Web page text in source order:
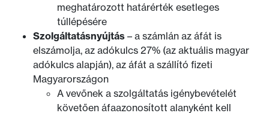
meghatározott határérték esetleges
túllépésére
Szolgáltatásnyújtás – a számlán az áfát is
elszámolja, az adókulcs 27% (az aktuális magyar
adókulcs alapján), az áfát a szállító fizeti
Magyarországon
A vevőnek a szolgáltatás igénybevételét
követően áfaazonosított alanyként kell